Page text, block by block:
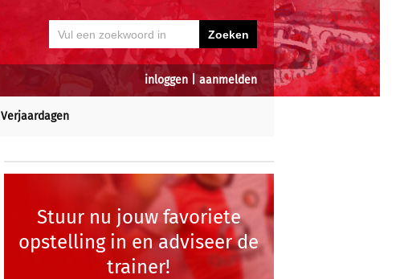
inloggen aanmelden
Verjaardagen
Stuur nu jouw favoriete
opstelling in en adviseer de
trainer!